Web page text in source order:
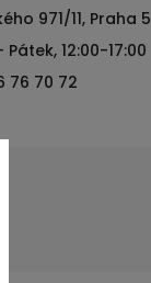
971/11, Praha 5
12:00-17:00
76 70 72